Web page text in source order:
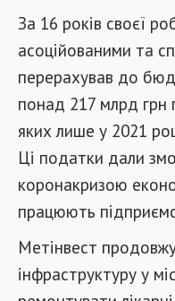
За 16 років своєї
асоційованими та
перерахував до
понад 217 млрд грн
яких лише у 2021
Ці податки дали
коронакризою
працюють
Метінвест
інфраструктуру у